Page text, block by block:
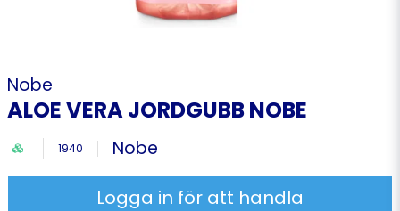
Nobe
ALOE VERA JORDGUBB NOBE
1940 Nobe
Logga in för att handla